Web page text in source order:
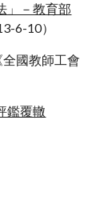
」－教育部
-6-10）
全國教師工會
鑑覆轍